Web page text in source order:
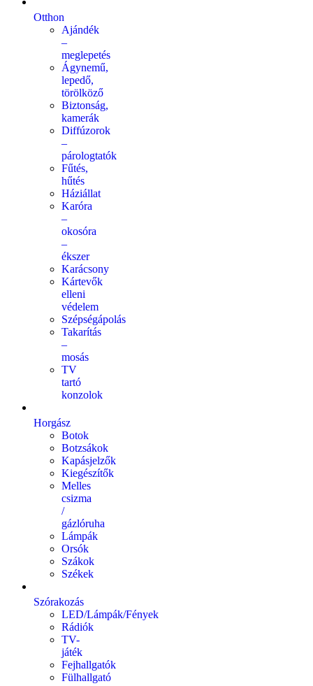
Otthon
Ajándék
–
meglepetés
Ágynemű,
lepedő,
törölköző
Biztonság,
kamerák
Diffúzorok
–
párologtatók
Fűtés,
hűtés
Háziállat
Karóra
–
okosóra
–
ékszer
Karácsony
Kártevők
elleni
védelem
Szépségápolás
Takarítás
–
mosás
TV
tartó
konzolok
Horgász
Botok
Botzsákok
Kapásjelzők
Kiegészítők
Melles
csizma
/
gázlóruha
Lámpák
Orsók
Szákok
Székek
Szórakozás
LED/Lámpák/Fények
Rádiók
TV-
játék
Fejhallgatók
Fülhallgató